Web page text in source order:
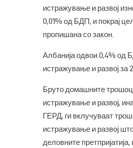
истражување и развој
0,01% од БДП, и покрај
пропишана со закон.
Албанија одвои 0,4% од
истражување и развој за
Бруто домашните
истражување и развој,
ГЕРД, ги вклучуваат
истражување и развој
деловните